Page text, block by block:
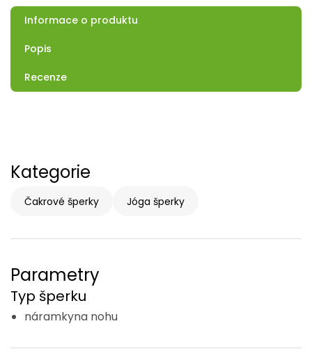
Informace o produktu
Popis
Recenze
Kategorie
Čakrové šperky Jóga šperky
Parametry
Typ šperku
náramkyna nohu